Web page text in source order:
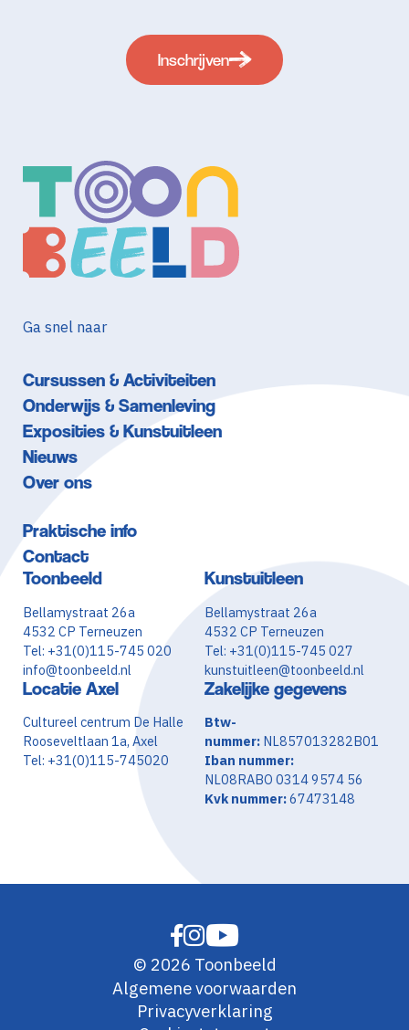
Inschrijven
Ga snel naar
Cursussen & Activiteiten
Onderwijs & Samenleving
Exposities & Kunstuitleen
Nieuws
Over ons
Praktische info
Contact
Toonbeeld
Bellamystraat 26a
4532 CP Terneuzen
Tel: +31(0)115-745 020
info@toonbeeld.nl
Kunstuitleen
Bellamystraat 26a
4532 CP Terneuzen
Tel: +31(0)115-745 027
kunstuitleen@toonbeeld.nl
Locatie Axel
Cultureel centrum De Halle
Rooseveltlaan 1a, Axel
Tel: +31(0)115-745020
Zakelijke gegevens
Btw-
nummer: NL857013282B01
Iban nummer:
NL08RABO 0314 9574 56
Kvk nummer:67473148
© 2026 Toonbeeld
Algemene voorwaarden
Privacyverklaring